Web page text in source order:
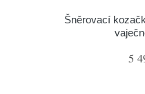
Šněrovací
5